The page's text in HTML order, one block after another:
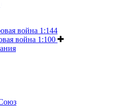
война 1:144
война 1:100